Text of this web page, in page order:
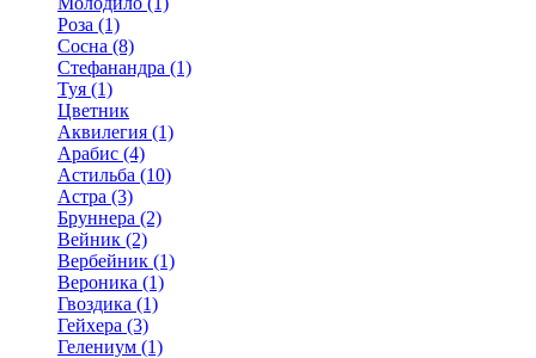
Роза (1)
Сосна (8)
Стефанандра (1)
Туя (1)
Цветник
Аквилегия (1)
Арабис (4)
Астильба (10)
Астра (3)
Бруннера (2)
Вейник (2)
Вербейник (1)
Вероника (1)
Гвоздика (1)
Гейхера (3)
Гелениум (1)